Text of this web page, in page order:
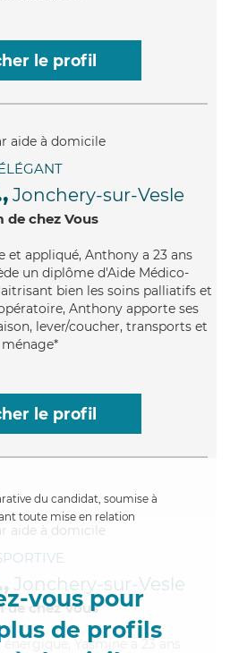
le profil
Jonchery-sur-Vesle
de chez Vous
et appliqué, Anthony a 23 ans
un diplôme d'Aide Médico-
bien les soins palliatifs et
Anthony apporte ses
lever/coucher, transports et
ménage*
le profil
du candidat, soumise à
toute mise en relation
vous pour
de profils
Jonchery-sur-Vesle
de chez Vous
énergique, Yasmine a 23 ans